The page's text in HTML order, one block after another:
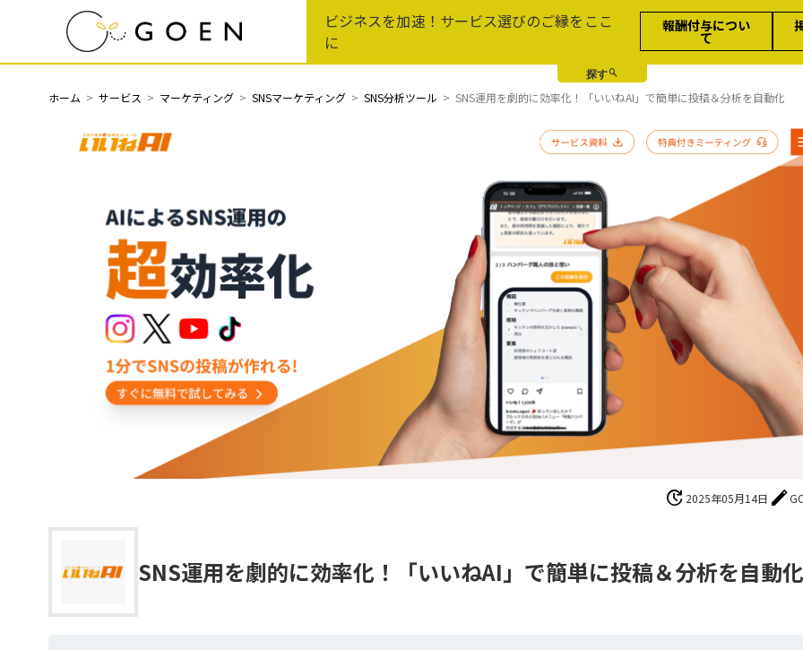
ビジネスを加速！サービス選びのご縁をここ
に
報酬付与につい
て
ホーム サービス マーケティング SNSマーケティング SNS分析ツール SNS運用を劇的に効率化！「いいねAI」で簡単に投稿＆分析を自動化
update 2025年05月14日 edit
SNS運用を劇的に効率化！「いいねAI」で簡単に投稿＆分析を自動化